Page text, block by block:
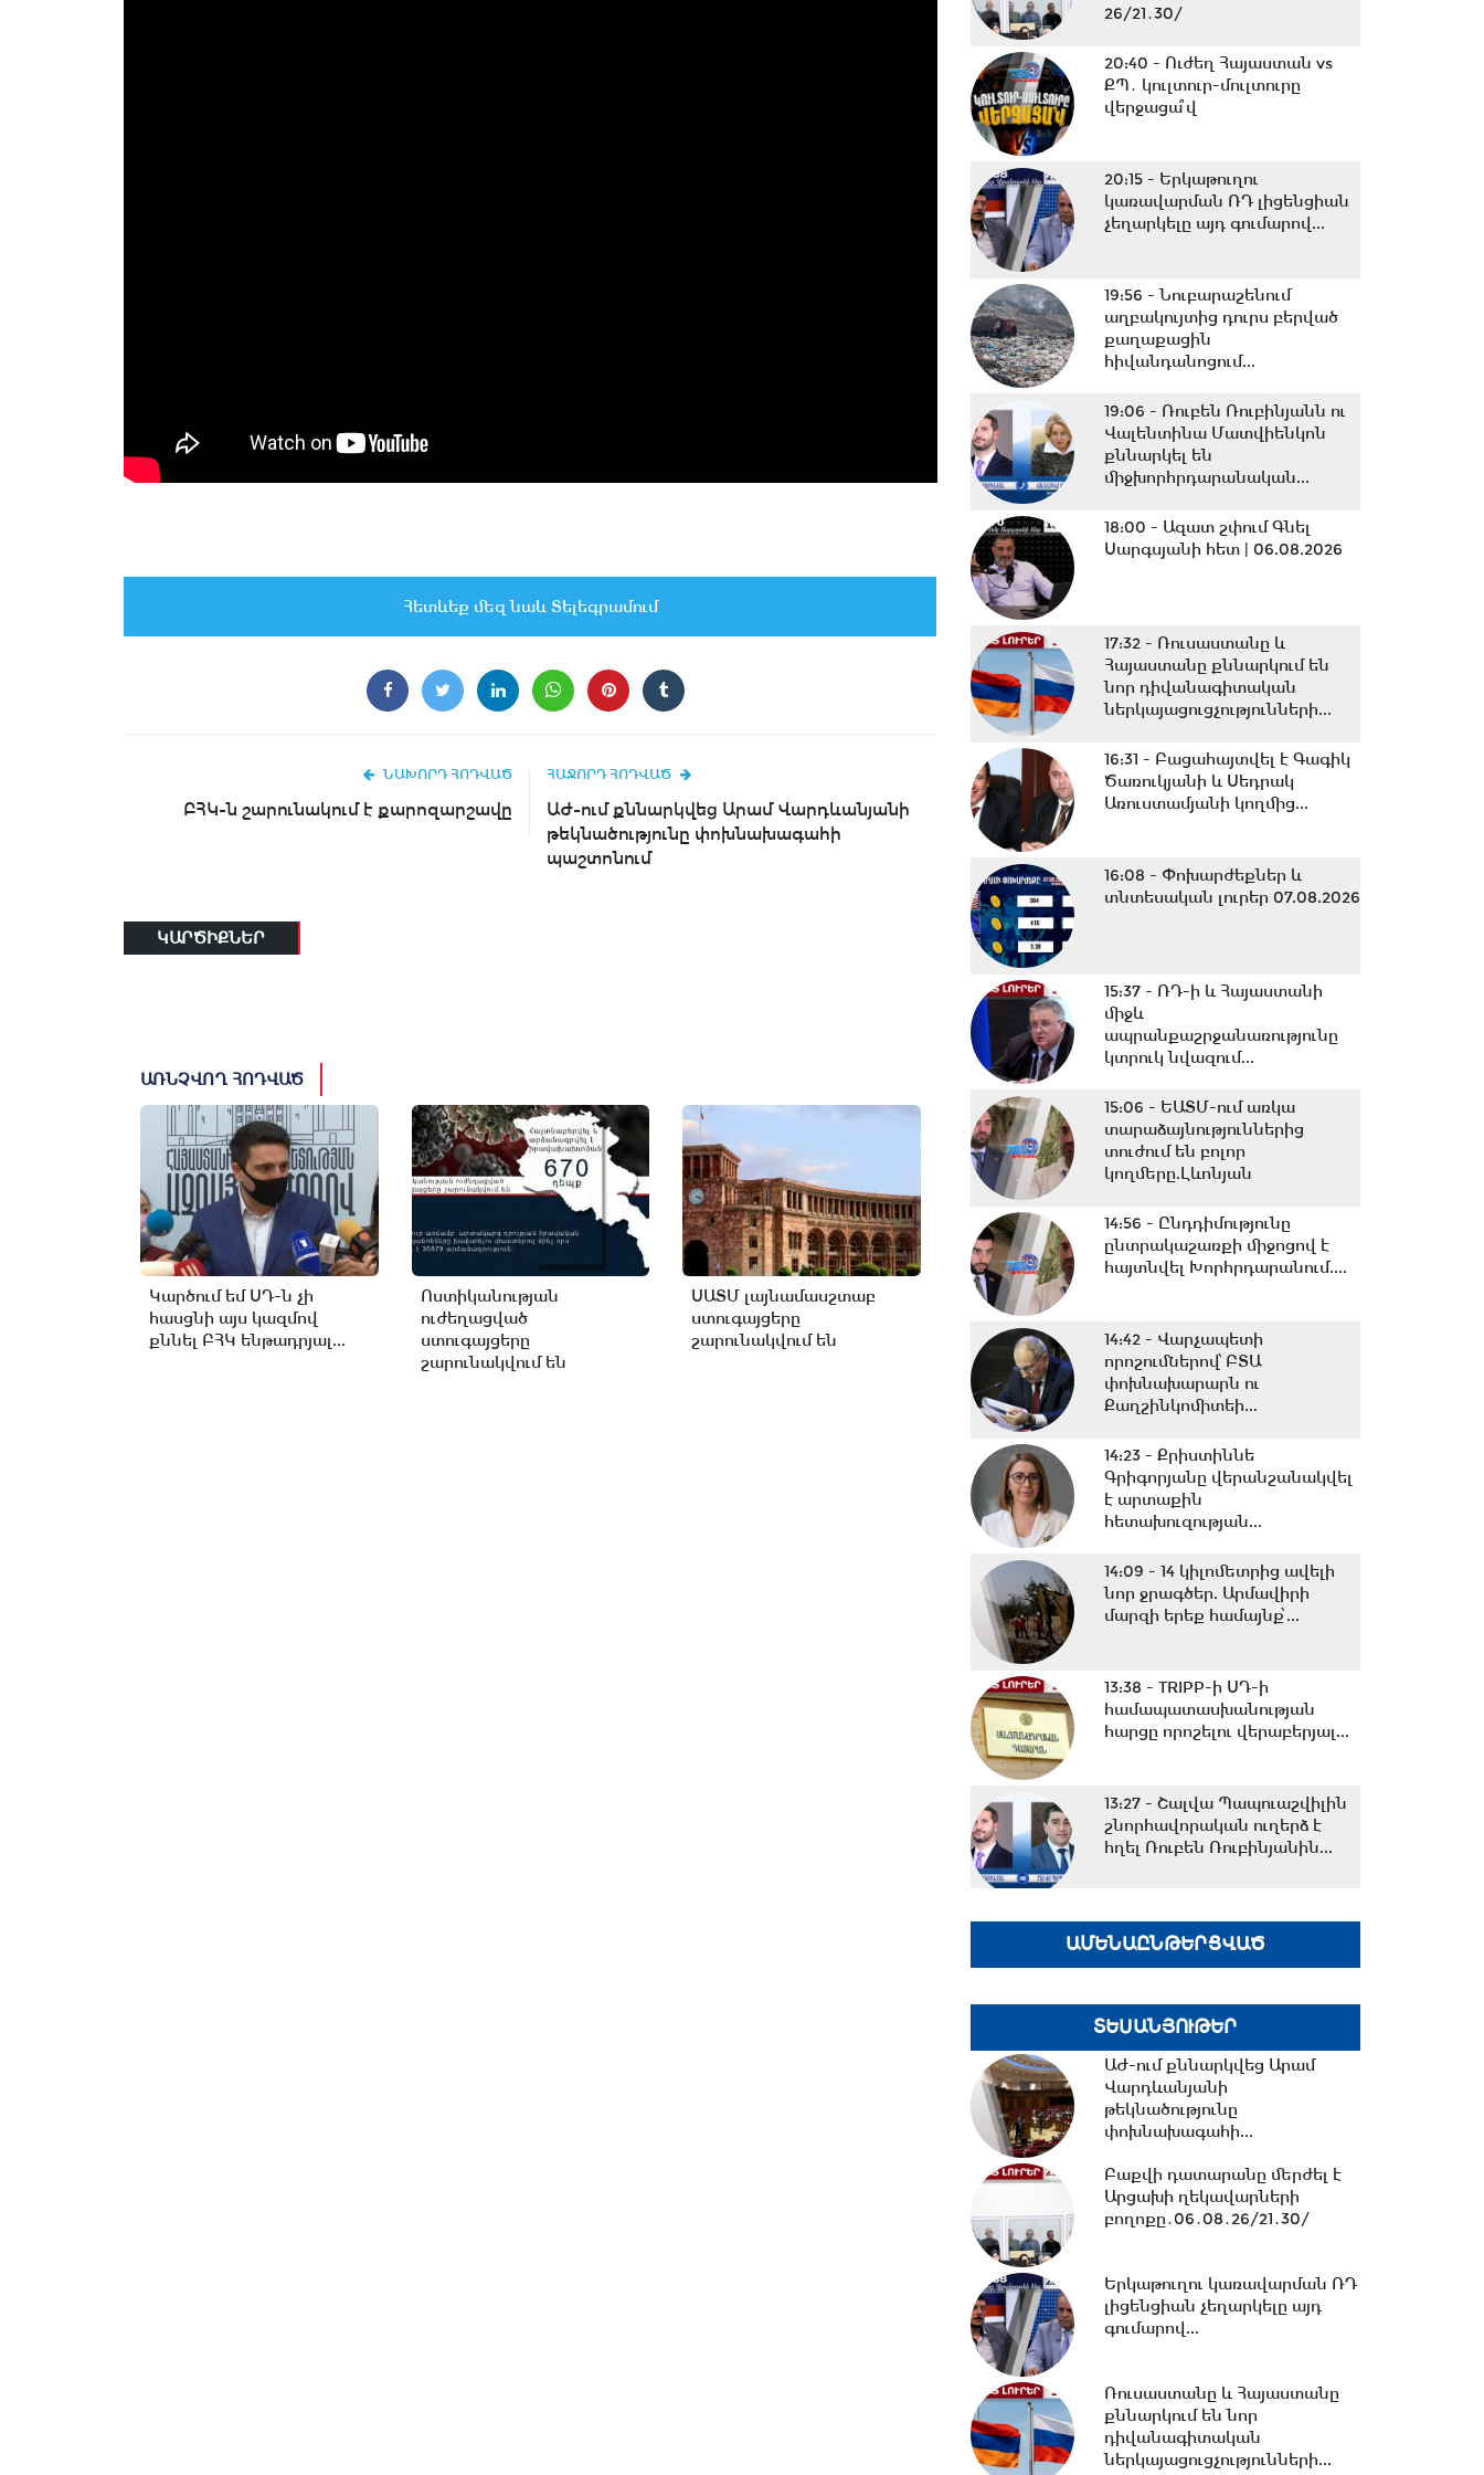
Հետևեք մեզ նաև Տելեգրամում
ՆԱԽՈՐԴ ՀՈԴՎԱԾ
ԲՀԿ-ն շարունակում է քարոզարշավը
ՀԱՋՈՐԴ ՀՈԴՎԱԾ
ԱԺ-ում քննարկվեց Արամ Վարդևանյանի
թեկնածությունը փոխնախագահի
պաշտոնում
ԿԱՐԾԻՔՆԵՐ
ԱՌՆՉՎՈՂ ՀՈԴՎԱԾ
Կարծում եմ ՍԴ-ն չի
հասցնի այս կազմով
քննել ԲՀԿ ենթադրյալ...
Ոստիկանության
ուժեղացված
ստուգայցերը
շարունակվում են
ՍԱՏՄ լայնամասշտաբ
ստուգայցերը
շարունակվում են
26/21․30/
20:40 - Ուժեղ Հայաստան vs
ՔՊ․ կուլտուր-մուլտուրը
վերջացա՞վ
20:15 - Երկաթուղու
կառավարման ՌԴ լիցենցիան
չեղարկելը այդ գումարով...
19:56 -Նուբարաշենում
աղբակույտից դուրս բերված
քաղաքացին
հիվանդանոցում...
19:06 - Ռուբեն Ռուբինյանն ու
Վալենտինա Մատվիենկոն
քննարկել են
միջխորհրդարանական...
18:00 - Ազատ շփում Գնել
Սարգսյանի հետ | 06.08.2026
17:32 - Ռուսաստանը և
Հայաստանը քննարկում են
նոր դիվանագիտական
ներկայացուցչությունների...
16:31 - Բացահայտվել է Գագիկ
Ծառուկյանի և Սեդրակ
Առուստամյանի կողմից...
16:08 - Փոխարժեքներ և
տնտեսական լուրեր 07.08.2026
15:37 - ՌԴ-ի և Հայաստանի
միջև
ապրանքաշրջանառությունը
կտրուկ նվազում...
15:06 - ԵԱՏՄ-ում առկա
տարաձայնություններից
տուժում են բոլոր
կողմերը.Լևոնյան
14:56 - Ընդդիմությունը
ընտրակաշառքի միջոցով է
հայտնվել Խորհրդարանում....
14:42 - Վարչապետի
որոշումներով՝ ԲՏԱ
փոխնախարարն ու
Քաղշինկոմիտեի...
14:23 - Քրիստիննե
Գրիգորյանը վերանշանակվել
է արտաքին
հետախուզության...
14:09 - 14 կիլոմետրից ավելի
նոր ջրագծեր. Արմավիրի
մարզի երեք համայնք՝...
13:38 - TRIPP-ի ՍԴ-ի
համապատասխանության
հարցը որոշելու վերաբերյալ...
13:27 - Շալվա Պապուաշվիլին
շնորհավորական ուղերձ է
հղել Ռուբեն Ռուբինյանին...
13:02 -ՀԷՑ-ը դառնալու է
պետական սեփականություն,
հանձնվելու է
12:36 -Խնդիր ենք դրել 2026-
2031 թթ.-ին պետությանը
վերադարձնել...
հիվանդության նոր դեպքերի
թիվը կրկնապատկվել...
կոնցեռնի տնօրեն Արթուր
Դալլաքյանը կալանավորվել...
11:32 -
«Մուլտի գրուպ»
կոնցեռնի նախկին տնօրեն
Սեդրակ Առուստամյանը...
ԱՄԵՆԱԸՆԹԵՐՑՎԱԾ
ՏԵՍԱՆՅՈՒԹԵՐ
ԱԺ-ում քննարկվեց Արամ
Վարդևանյանի
թեկնածությունը
փոխնախագահի...
Բաքվի դատարանը մերժել է
Արցախի ղեկավարների
բողոքը․06․08․26/21․30/
Երկաթուղու կառավարման ՌԴ
լիցենցիան չեղարկելը այդ
գումարով...
Ռուսաստանը և Հայաստանը
քննարկում են նոր
դիվանագիտական
ներկայացուցչությունների...